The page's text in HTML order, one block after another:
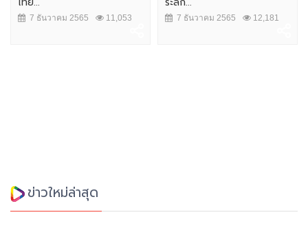
7 ธันวาคม 2565 11,053 7 ธันวาคม 2565 12,181
ข่าวใหม่ล่าสุด